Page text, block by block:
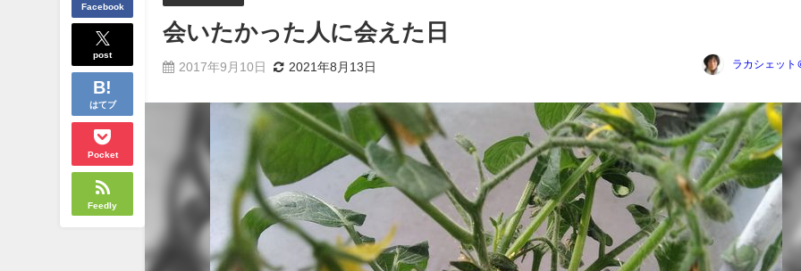
Facebook
post
はてブ
Pocket
Feedly
会いたかった人に会えた日
2017年9月10日 2021年8月13日 ラカシェット